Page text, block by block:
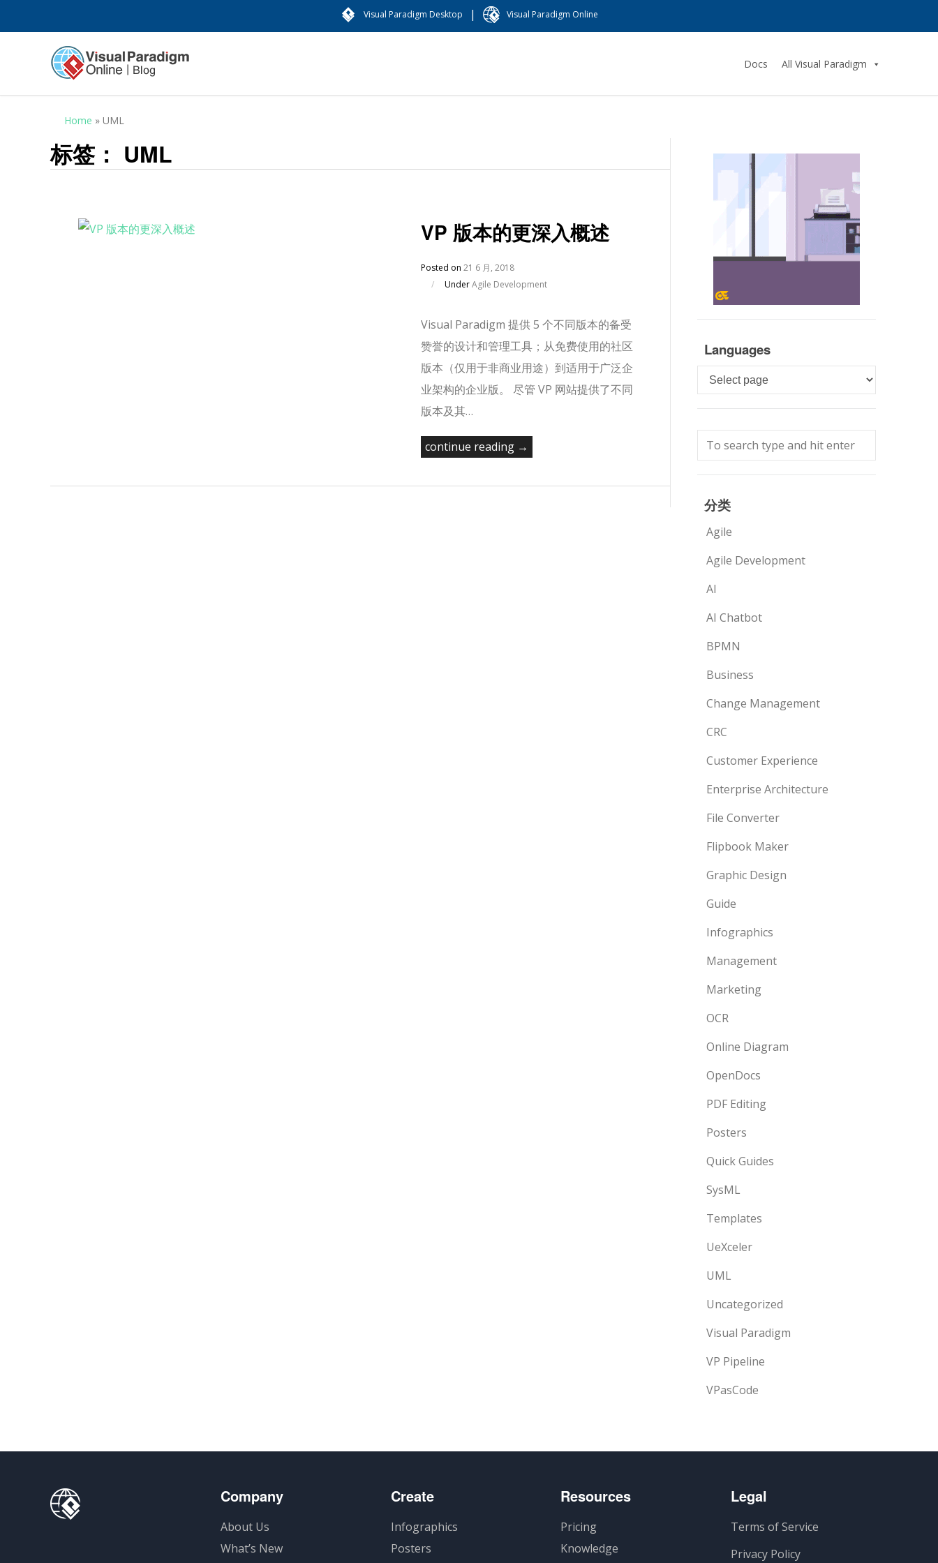
Visual Paradigm Desktop | Visual Paradigm Online
Docs All Visual Paradigm
Home » UML
标签： UML
VP 版本的更深入概述
Posted on21 6 月, 2018
/
UnderAgile Development
Visual Paradigm 提供 5 个不同版本的备受
赞誉的设计和管理工具；从免费使用的社区
版本（仅用于非商业用途）到适用于广泛企
业架构的企业版。 尽管 VP 网站提供了不同
版本及其…
continue reading →
Languages
Languages
分类
Agile
Agile Development
AI
AI Chatbot
BPMN
Business
Change Management
CRC
Customer Experience
Enterprise Architecture
File Converter
Flipbook Maker
Graphic Design
Guide
Infographics
Management
Marketing
OCR
Online Diagram
OpenDocs
PDF Editing
Posters
Quick Guides
SysML
Templates
UeXceler
UML
Uncategorized
Visual Paradigm
VP Pipeline
VPasCode
Company
About Us
What’s New
Create
Infographics
Posters
Resources
Pricing
Knowledge
Legal
Terms of Service
Privacy Policy